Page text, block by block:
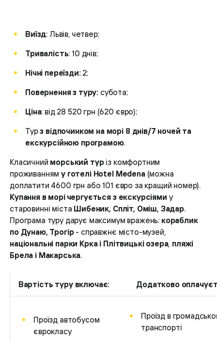
Виїзд: Львів, четвер;
Тривалість: 10 днів;
Нічні переїзди: 2;
Повернення з туру: субота;
Ціна: від 28 520 грн (620 євро);
Турз відпочинком на морі 8 днів/7 ночей та
екскурсійною програмою.
Класичний морський туріз комфортним
проживанняму готелі Hotel Medena(можна
доплатити 4600 грн або 101 євро за кращий номер).
Купання в морі чергується з екскурсіями у
старовинні міста Шибеник, Спліт, Оміш, Задар.
Програма туру дарує максимум вражень: кораблик
по Дунаю, Трогір- справжнє місто-музей,
національні парки Крка і Плітвицькі озера, пляжі
Брела і Макарська.
Вартість туру включає: Додатково
Проїзд автобусом
єврокласу
Проїзд в
транспорті